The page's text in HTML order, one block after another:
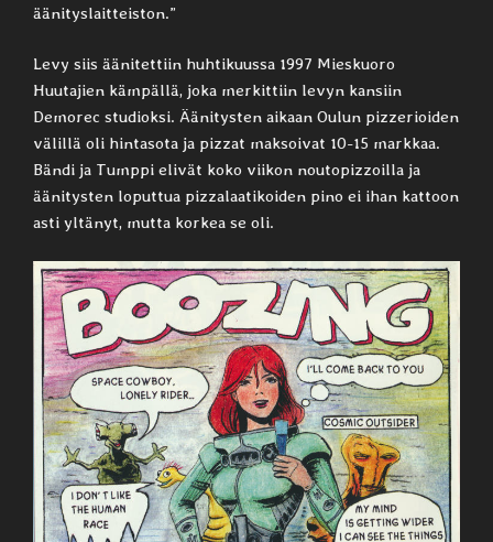
äänityslaitteiston.”
Levy siis äänitettiin huhtikuussa 1997 Mieskuoro
Huutajien kämpällä, joka merkittiin levyn kansiin
Demorec studioksi. Äänitysten aikaan Oulun pizzerioiden
välillä oli hintasota ja pizzat maksoivat 10-15 markkaa.
Bändi ja Tumppi elivät koko viikon noutopizzoilla ja
äänitysten loputtua pizzalaatikoiden pino ei ihan kattoon
asti yltänyt, mutta korkea se oli.